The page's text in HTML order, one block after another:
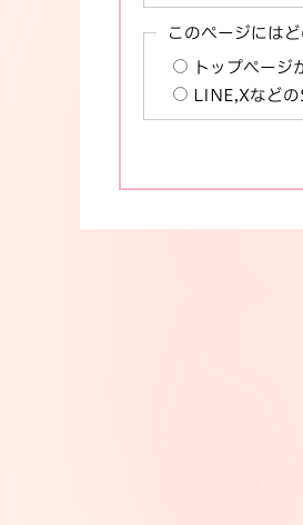
このページには
トップページ
LINE,Xなどの